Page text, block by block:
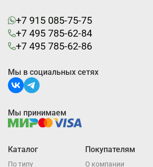
+7 915 085-75-75
+7 495 785-62-84
+7 495 785-62-86
Каталог
По типу
Покупателям
О компании
Мы в социальных сетях
Мы принимаем